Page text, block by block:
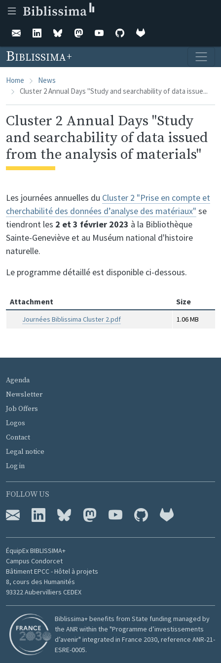
Biblissima
Home
News
Cluster 2 Annual Days "Study and searchability of data issue...
Cluster 2 Annual Days "Study
and searchability of data issued
from the analysis of materials"
Les journées annuelles du Cluster 2 "Prise en compte et
cherchabilité des données d’analyse des matériaux" se
tiendront les 2 et 3 février 2023 à la Bibliothèque
Sainte-Geneviève et au Muséum national d'histoire
naturelle.
Le programme détaillé est disponible ci-dessous.
Attachment Size
Journées Biblissima Cluster 2.pdf 1.06 MB
MENU PIED DE PAGE
Agenda
Newsletter
Job Offers
Logos
Contact
Legal notice
Log in
FOLLOW US
ÉquipEx BIBLISSIMA+
Campus Condorcet
Bâtiment EPCC - Hôtel à projets
8, cours des Humanités
93322 Aubervilliers CEDEX
Biblissima+ benefits from State funding managed by
the ANR within the "Programme d’investissements
d’avenir" integrated in France 2030, reference ANR-21-
ESRE-0005.